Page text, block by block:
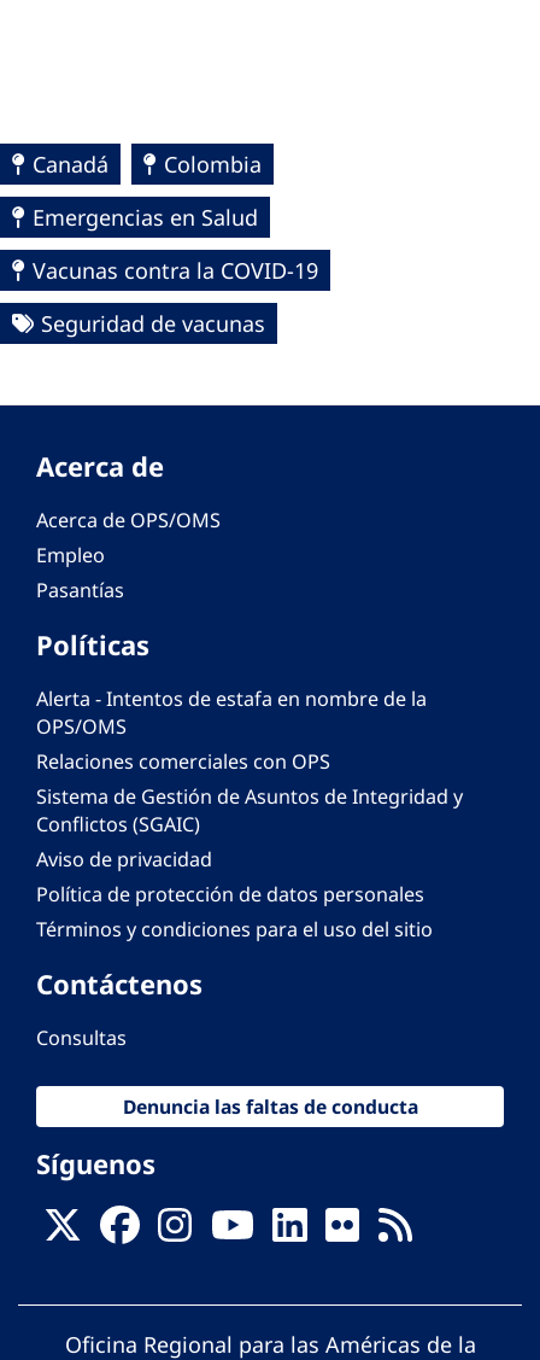
Canadá
Colombia
Emergencias en Salud
Vacunas contra la COVID-19
Seguridad de vacunas
Acerca de
Acerca de OPS/OMS
Empleo
Pasantías
Políticas
Alerta - Intentos de estafa en nombre de la
OPS/OMS
Relaciones comerciales con OPS
Sistema de Gestión de Asuntos de Integridad y
Conflictos (SGAIC)
Aviso de privacidad
Política de protección de datos personales
Términos y condiciones para el uso del sitio
Contáctenos
Consultas
Denuncia las faltas de conducta
Síguenos
Oficina Regional para las Américas de la